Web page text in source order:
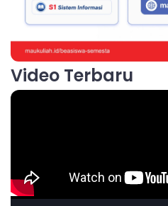
Video Terbaru